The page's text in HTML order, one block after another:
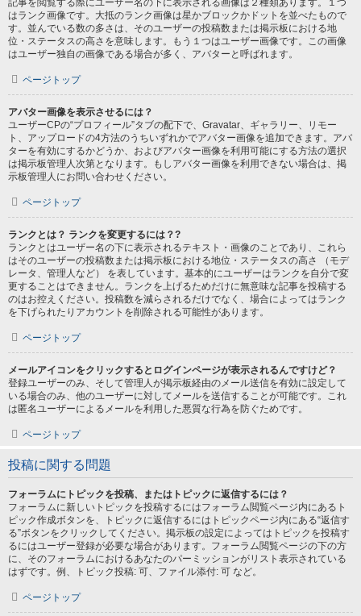
記事を閲覧する際にユーザー名の下に表示される画像は２種類あります。１つ
はランク画像です。大抵のランク画像は星かブロックかドットを並べたもので
す。並んでいる数の多さは、そのユーザーの投稿数または掲示板における地
位・ステータスの高さを意味します。もう１つはユーザー画像です。この画像
はユーザー独自の画像である場合が多く、アバターと呼ばれます。
ページトップ
アバター画像を表示させるには？
ユーザーCPの“プロフィール”タブの配下で、Gravatar、ギャラリー、リモー
ト、アップロードの4方法のうちいずれかでアバター画像を追加できます。アバ
ターを有効にするかどうか、およびアバター画像を利用可能にする方法の選択
は掲示板管理人次第となります。もしアバター画像を利用できない場合は、掲
示板管理人にお問い合わせください。
ページトップ
ランクとは？ ランクを変更するには？?
ランクとはユーザー名の下に表示されるテキスト・画像のことであり、これら
はそのユーザーの投稿数または掲示板における地位・ステータスの高さ （モデ
レータ、管理人など） を表しています。基本的にユーザーはランクを自分で変
更することはできません。ランクを上げるためだけに無意味な記事を投稿する
のはお控えください。投稿数を減らされるだけでなく、場合によってはランク
を下げられたりアカウントを削除される可能性があります。
ページトップ
メールアイコンをクリックするとログインページが表示されるんですけど？
登録ユーザーのみ、そして管理人が掲示板経由のメール送信を有効に設定して
いる場合のみ、他のユーザーに対してメールを送信することが可能です。これ
は匿名ユーザーによるメールを利用した悪質な行為を防ぐためです。
ページトップ
投稿に関する問題
フォーラムにトピックを投稿、またはトピックに返信するには？
フォーラムに新しいトピックを投稿するにはフォーラム閲覧ページ内にあるト
ピック作成ボタンを、トピックに返信するにはトピックページ内にある“返信す
る”ボタンをクリックしてください。掲示板の設定によってはトピックを投稿す
るにはユーザー登録が必要な場合があります。フォーラム閲覧ページの下の方
に、そのフォーラムにおけるあなたのパーミッションがリスト表示されている
はずです。例、トピック投稿: 可、ファイル添付: 可 など。
ページトップ